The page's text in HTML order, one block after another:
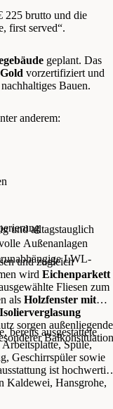
225 brutto und die
first served“.
geplant. Das
Gold vorzertifiziert und
Bauen.
anderem:
Außenanlagen
LWL-
und alltagstauglich
und zugleich
wird Eichenparkett
Fliesen zum
als Holzfenster mit
sorgen außenliegende
Balkonsituation
bereits ausgestattete
Spüle,
Geschirrspüler sowie
ist hochwertig
Kaldewei, Hansgrohe,